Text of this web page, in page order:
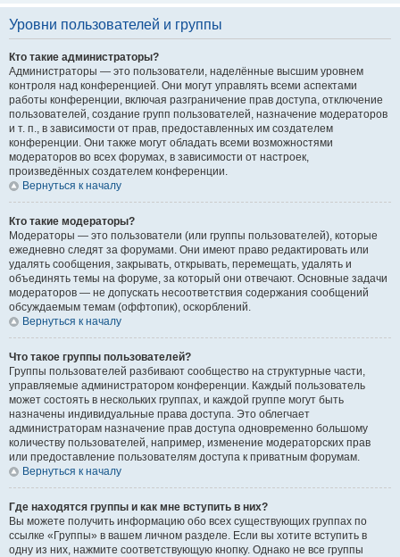
Уровни пользователей и группы
Кто такие администраторы?
Администраторы — это пользователи, наделённые высшим уровнем
контроля над конференцией. Они могут управлять всеми аспектами
работы конференции, включая разграничение прав доступа, отключение
пользователей, создание групп пользователей, назначение модераторов
и т. п., в зависимости от прав, предоставленных им создателем
конференции. Они также могут обладать всеми возможностями
модераторов во всех форумах, в зависимости от настроек,
произведённых создателем конференции.
Вернуться к началу
Кто такие модераторы?
Модераторы — это пользователи (или группы пользователей), которые
ежедневно следят за форумами. Они имеют право редактировать или
удалять сообщения, закрывать, открывать, перемещать, удалять и
объединять темы на форуме, за который они отвечают. Основные задачи
модераторов — не допускать несоответствия содержания сообщений
обсуждаемым темам (оффтопик), оскорблений.
Вернуться к началу
Что такое группы пользователей?
Группы пользователей разбивают сообщество на структурные части,
управляемые администратором конференции. Каждый пользователь
может состоять в нескольких группах, и каждой группе могут быть
назначены индивидуальные права доступа. Это облегчает
администраторам назначение прав доступа одновременно большому
количеству пользователей, например, изменение модераторских прав
или предоставление пользователям доступа к приватным форумам.
Вернуться к началу
Где находятся группы и как мне вступить в них?
Вы можете получить информацию обо всех существующих группах по
ссылке «Группы» в вашем личном разделе. Если вы хотите вступить в
одну из них, нажмите соответствующую кнопку. Однако не все группы